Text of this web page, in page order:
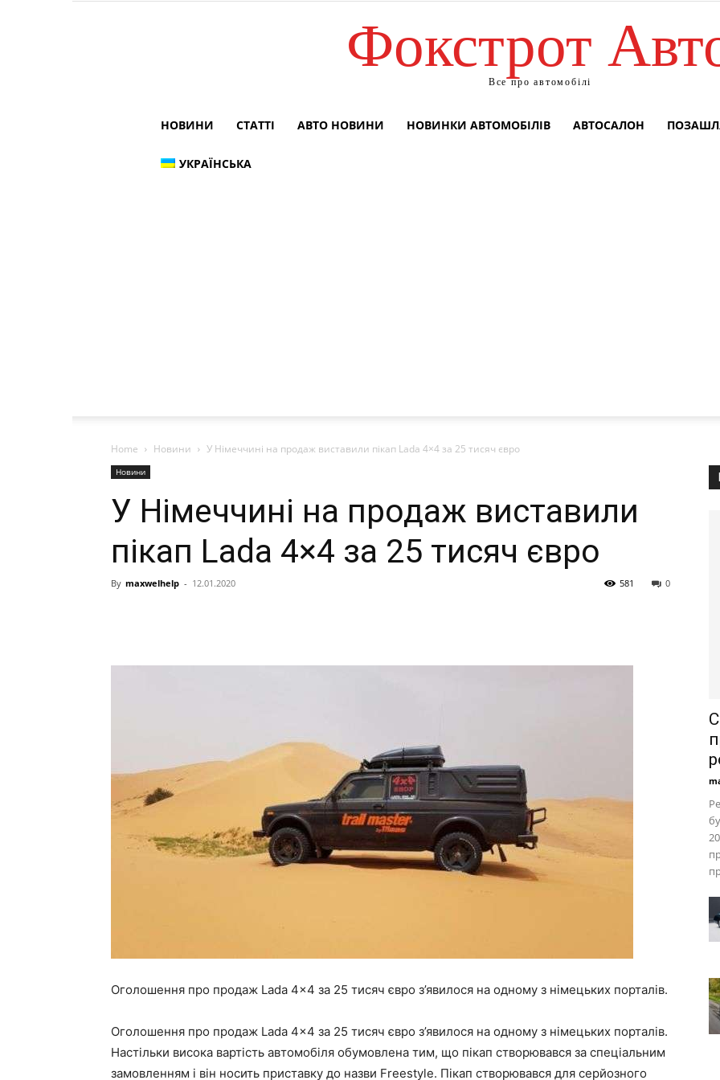
Фокстрот
Все про автомобілі
НОВИНИ СТАТТІ АВТО НОВИНИ НОВИНКИ АВТОМОБІЛІВ АВТОСАЛОН
УКРАЇНСЬКА
Home Новини У Німеччині на продаж виставили пікап Lada 4×4 за 25 тисяч євро
Новини
У Німеччині на продаж виставили
пікап Lada 4×4 за 25 тисяч євро
By maxwelhelp - 12.01.2020 0
581
Оголошення про продаж Lada 4×4 за 25 тисяч євро з’явилося на одному з німецьких порталів.
Оголошення про продаж Lada 4×4 за 25 тисяч євро з’явилося на одному з німецьких порталів.
Настільки висока вартість автомобіля обумовлена тим, що пікап створювався за спеціальним
замовленням і він носить приставку до назви Freestyle. Пікап створювався для серйозного